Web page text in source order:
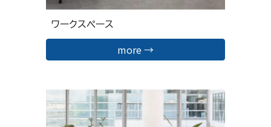
ワークスペース
more →